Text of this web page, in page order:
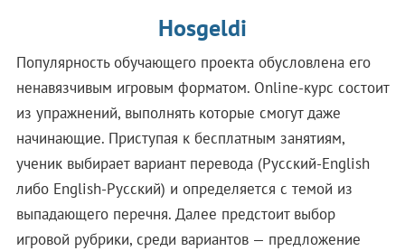
Hosgeldi
Популярность обучающего проекта обусловлена его
ненавязчивым игровым форматом. Оnline-курс состоит
из упражнений, выполнять которые смогут даже
начинающие. Приступая к бесплатным занятиям,
ученик выбирает вариант перевода (Русский-English
либо English-Русский) и определяется с темой из
выпадающего перечня. Далее предстоит выбор
игровой рубрики, среди вариантов — предложение